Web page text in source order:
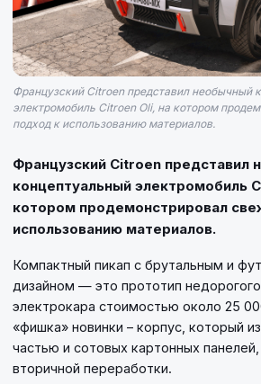
Французский Citroen представил необычный
электромобиль Citroen Oli, на котором
подход к использованию материалов.
Французский Citroen представил
концептуальный электромобиль
котором продемонстрировал
использованию материалов.
Компактный пикап с брутальным и
дизайном — это прототип
электрокара стоимостью около 25
«фишка» новинки – корпус, который
частью и сотовых картонных
вторичной переработки.